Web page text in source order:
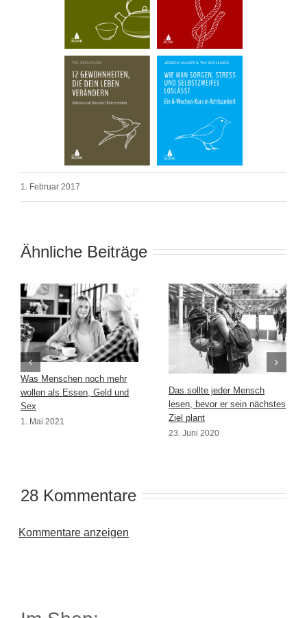
1. Februar 2017
Ähnliche Beiträge
Was Menschen noch mehr
wollen als Essen, Geld und
Sex
1. Mai 2021
Das sollte jeder Mensch
lesen, bevor er sein nächstes
Ziel plant
23. Juni 2020
28 Kommentare
Kommentare anzeigen